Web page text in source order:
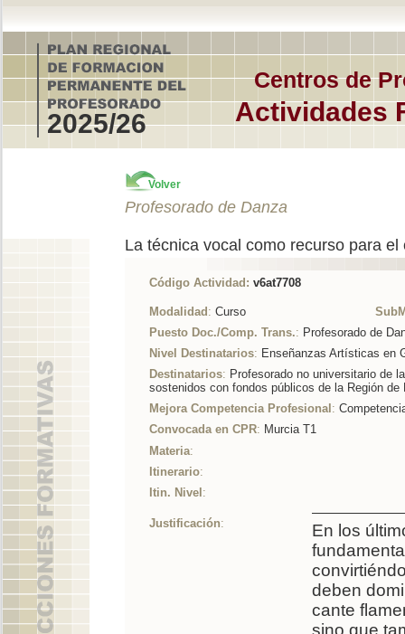
Centros de
Actividades
2025/26
Volver
Profesorado de Danza
La técnica vocal como recurso para
Código Actividad: v6at7708
Modalidad : Curso
Puesto Doc./Comp. Trans.: Profesorado de
Nivel Destinatarios: Enseñanzas Artísticas en
Destinatarios: Profesorado no universitario de
sostenidos con fondos públicos de la Región
Mejora Competencia Profesional :
Convocada en CPR: Murcia T1
Materia:
Itinerario:
Itin. Nivel :
Justificación:
En los
deben
cante
sino que